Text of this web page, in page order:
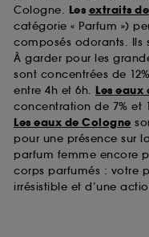
Cologne. Les extraits
catégorie « Parfum »)
composés odorants. Ils
À garder pour les
sont concentrées de
entre 4h et 6h. Les
concentration de 7% et
Les eaux de Cologne
pour une présence sur
parfum femme encore
corps parfumés : votre
irrésistible et d’une